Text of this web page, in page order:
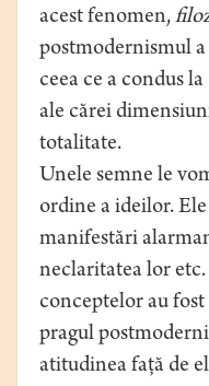
acest fenomen,
postmodernismul
ceea ce a condus la
ale cărei
totalitate.
Unele semne le
ordine a ideilor.
manifestări
neclaritatea lor
conceptelor au
pragul
atitudinea faţă de